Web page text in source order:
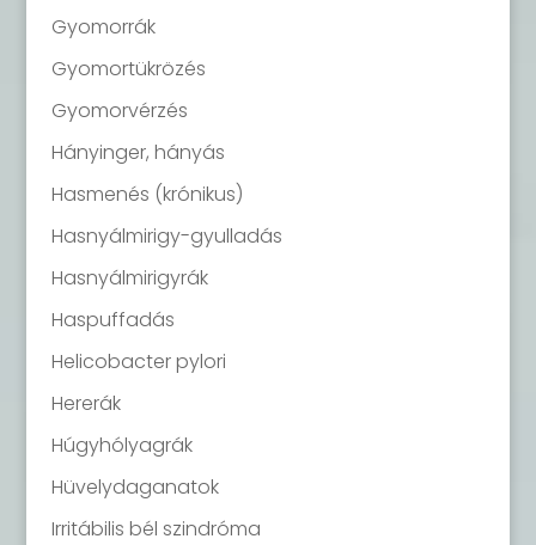
Gyomorrák
Gyomortükrözés
Gyomorvérzés
Hányinger, hányás
Hasmenés (krónikus)
Hasnyálmirigy-gyulladás
Hasnyálmirigyrák
Haspuffadás
Helicobacter pylori
Hererák
Húgyhólyagrák
Hüvelydaganatok
Irritábilis bél szindróma